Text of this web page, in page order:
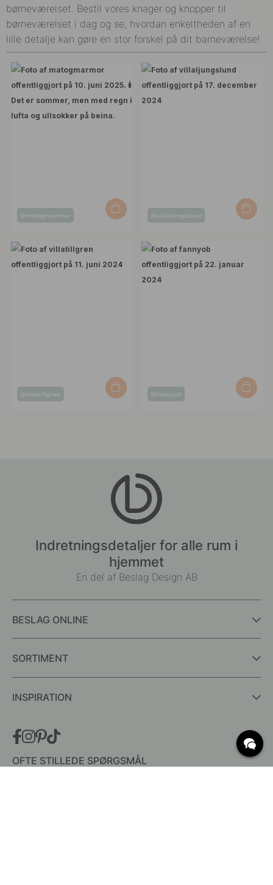
børneværelset. Bestil vores knager og knopper til
børneværelset i dag og se, hvordan enkeltheden af ​​en
lille detalje kan gøre en stor forskel på dit barneværelse!
Opslag
af
@matogmarmor
Opslag
af
@villaljungslund
Opslag
@villatillgren
Opslag
@fannyob
Indretningsdetaljer for alle rum i
hjemmet
En del af Beslag Design AB
BESLAG ONLINE
SORTIMENT
INSPIRATION
OFTE STILLEDE SPØRGSMÅL